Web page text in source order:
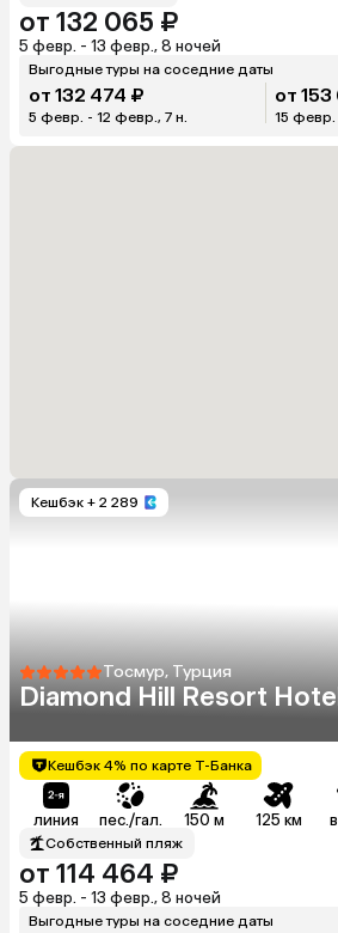
от 132 065 ₽
5 февр. - 13 февр., 8 ночей
Выгодные туры на соседние даты
от 132 474 ₽
5 февр. - 12 февр., 7 н.
от
15
Кешбэк + 2 289
Тосмур, Турция
Diamond Hill Resort
Кешбэк 4% по карте Т-Банка
линия пес./гал. 150 м 125 км
Собственный пляж
от 114 464 ₽
5 февр. - 13 февр., 8 ночей
Выгодные туры на соседние даты